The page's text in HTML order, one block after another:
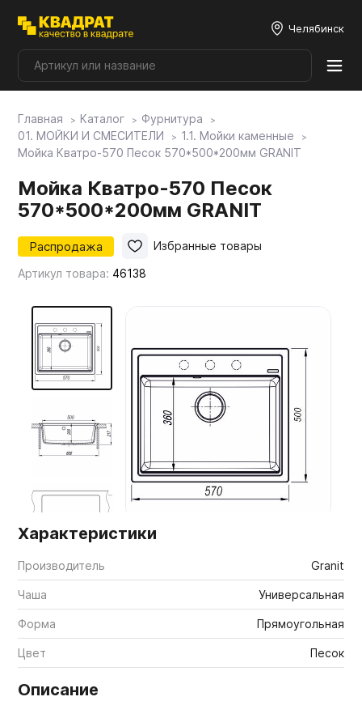
Челябинск
Плитные материалы
Мой ЭГГЕР
Фасады
Мебельные образцы, каталоги
Главная Каталог
Фурнитура
01. МОЙКИ И СМЕСИТЕЛИ
1.1. Мойки каменные
Мойка Кватро-570 Песок 570*500*200мм GRANIT
Мойка Кватро-570 Песок
570*500*200мм GRANIT
Распродажа
Артикул товара: 46138
Избранные товары
Характеристики
Производитель Granit
Чаша Универсальная
Форма Прямоугольная
Цвет Песок
Описание